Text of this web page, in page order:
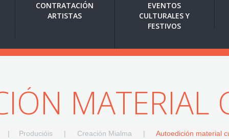
CONTRATACIÓN
ARTISTAS
EVENTOS
CULTURALES Y
FESTIVOS
MATERIAL
Producióis Creación Mialma Autoedición material